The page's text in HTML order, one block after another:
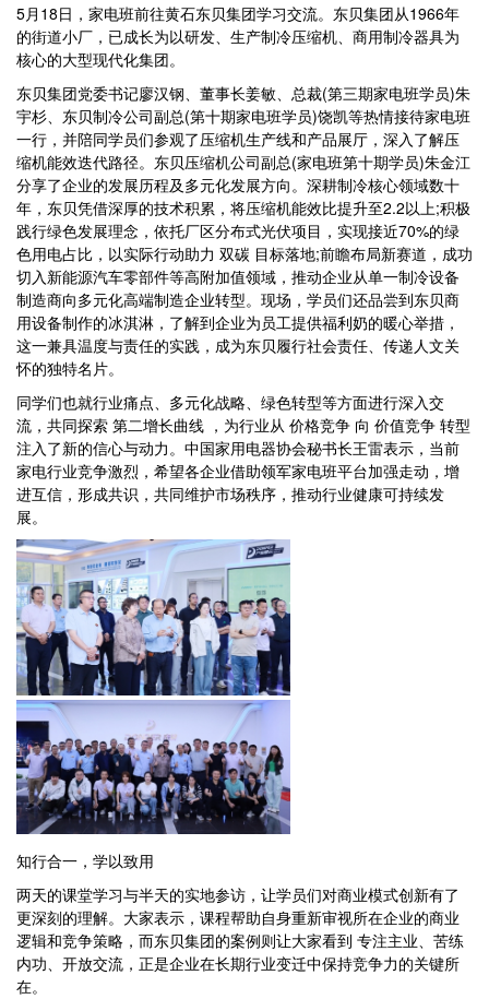
5月18日，家电班前往黄石东贝集团学习交流。东贝集团从1966年
的街道小厂，已成长为以研发、生产制冷压缩机、商用制冷器具为
核心的大型现代化集团。
东贝集团党委书记廖汉钢、董事长姜敏、总裁(第三期家电班学员)朱
宇杉、东贝制冷公司副总(第十期家电班学员)饶凯等热情接待家电班
一行，并陪同学员们参观了压缩机生产线和产品展厅，深入了解压
缩机能效迭代路径。东贝压缩机公司副总(家电班第十期学员)朱金江
分享了企业的发展历程及多元化发展方向。深耕制冷核心领域数十
年，东贝凭借深厚的技术积累，将压缩机能效比提升至2.2以上;积极
践行绿色发展理念，依托厂区分布式光伏项目，实现接近70%的绿
色用电占比，以实际行动助力 双碳 目标落地;前瞻布局新赛道，成功
切入新能源汽车零部件等高附加值领域，推动企业从单一制冷设备
制造商向多元化高端制造企业转型。现场，学员们还品尝到东贝商
用设备制作的冰淇淋，了解到企业为员工提供福利奶的暖心举措，
这一兼具温度与责任的实践，成为东贝履行社会责任、传递人文关
怀的独特名片。
同学们也就行业痛点、多元化战略、绿色转型等方面进行深入交
流，共同探索 第二增长曲线 ，为行业从 价格竞争 向 价值竞争 转型
注入了新的信心与动力。中国家用电器协会秘书长王雷表示，当前
家电行业竞争激烈，希望各企业借助领军家电班平台加强走动，增
进互信，形成共识，共同维护市场秩序，推动行业健康可持续发
展。
知行合一，学以致用
两天的课堂学习与半天的实地参访，让学员们对商业模式创新有了
更深刻的理解。大家表示，课程帮助自身重新审视所在企业的商业
逻辑和竞争策略，而东贝集团的案例则让大家看到 专注主业、苦练
内功、开放交流，正是企业在长期行业变迁中保持竞争力的关键所
在。